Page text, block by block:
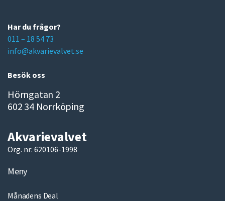
m
a
i
Har du frågor?
011 – 18 54 73
info@akvarievalvet.se
Besök oss
Hörngatan 2
602 34 Norrköping
Akvarievalvet
Org. nr: 620106-1998
Meny
Månadens Deal